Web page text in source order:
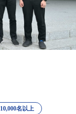
10,000名以上